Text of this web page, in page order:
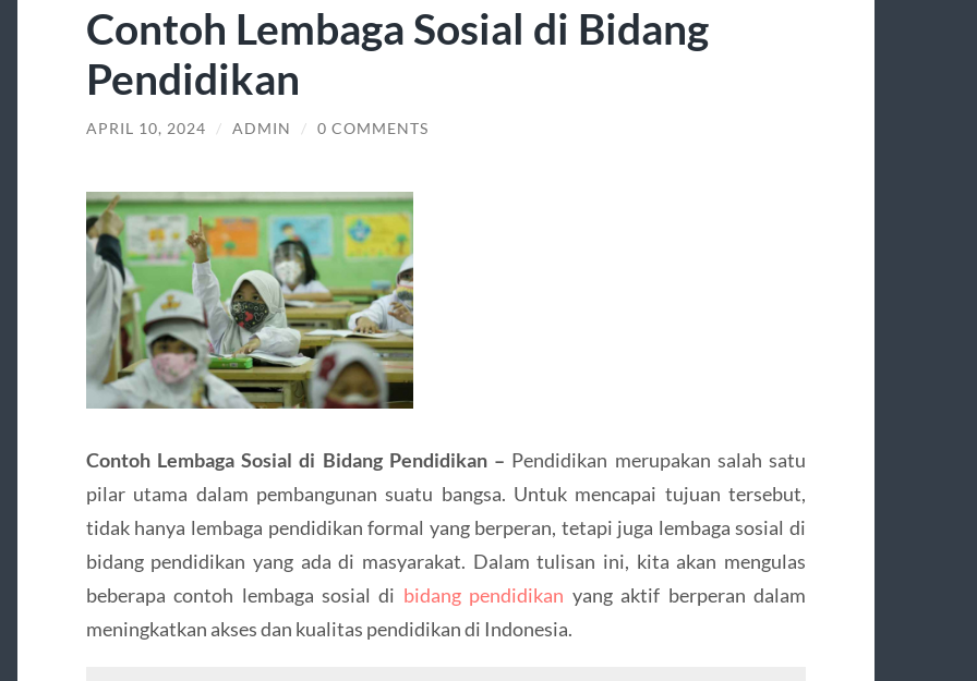
Contoh Lembaga Sosial di Bidang
Pendidikan
APRIL 10, 2024 / ADMIN / 0 COMMENTS
Contoh Lembaga Sosial di Bidang Pendidikan – Pendidikan merupakan salah satu
pilar utama dalam pembangunan suatu bangsa. Untuk mencapai tujuan tersebut,
tidak hanya lembaga pendidikan formal yang berperan, tetapi juga lembaga sosial di
bidang pendidikan yang ada di masyarakat. Dalam tulisan ini, kita akan mengulas
beberapa contoh lembaga sosial di bidang pendidikan yang aktif berperan dalam
meningkatkan akses dan kualitas pendidikan di Indonesia.